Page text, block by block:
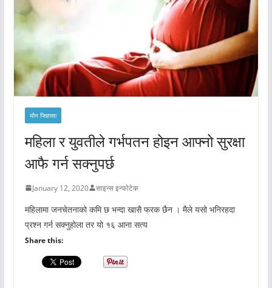
यौन जिज्ञासा
महिला र युवतीले गर्भपतन होइन आफ्नो सुरक्षा
आफै गर्न सक्नुपर्छ
January 12, 2020 साइन्स इन्फोटेक
महिलामा जनचेतनाको कमि छ भन्दा खासै फरक छैन । मैले यसो भनिरहदा
प्रश्न गर्न सक्नुहोला तर यो १६ आना सत्य
Share this: